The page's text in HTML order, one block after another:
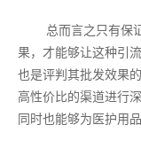
总而言之只有保
果，才能够让这种引
也是评判其批发效果
高性价比的渠道进行
同时也能够为医护用